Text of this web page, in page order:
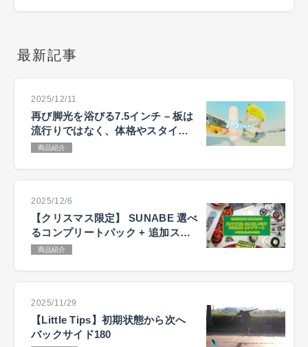
最新記事
2025/12/11
再び脚光を浴びる7.5インチ – 板は
流行りではなく、体格やスタイル
で選ぶ
商品紹介
2025/12/6
【クリスマス限定】 SUNABE 選べ
るコンプリートパック + 追加ステ
ッカーキャンペーン
商品紹介
2025/11/29
【Little Tips】初期状態から次へ
バックサイド180